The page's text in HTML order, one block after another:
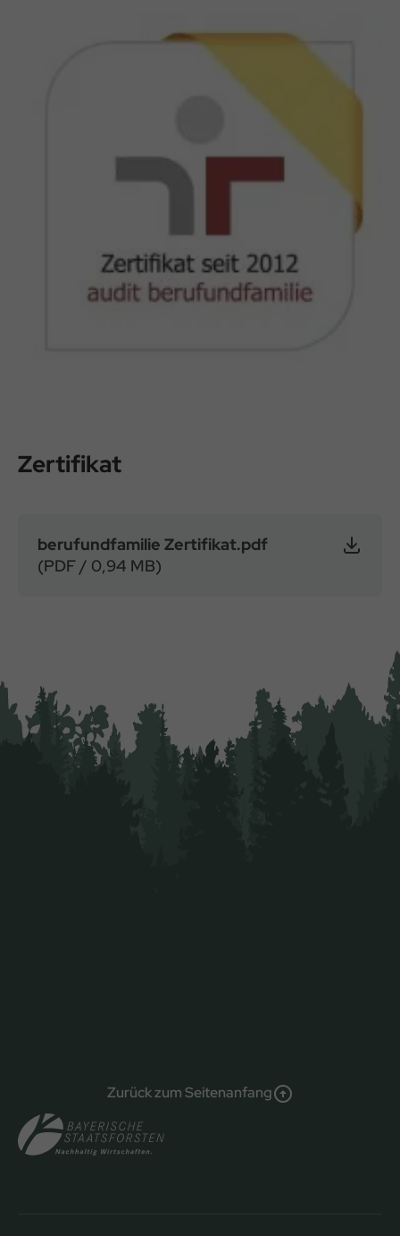
Zertifikat
berufundfamilie Zertifikat.pdf
(PDF / 0,94 MB)
Zurück zum Seitenanfang